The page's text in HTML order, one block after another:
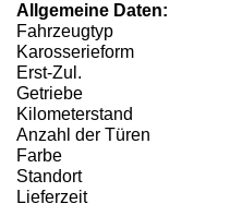
Allgemeine Daten:
Fahrzeugtyp
Karosserieform
Erst-Zul.
Getriebe
Kilometerstand
Anzahl der Türen
Farbe
Standort
Lieferzeit